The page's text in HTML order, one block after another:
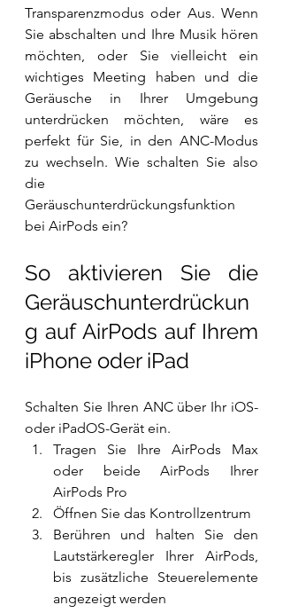
Transparenzmodus oder Aus. Wenn
Sie abschalten und Ihre Musik hören
möchten, oder Sie vielleicht ein
wichtiges Meeting haben und die
Geräusche in Ihrer Umgebung
unterdrücken möchten, wäre es
perfekt für Sie, in den ANC-Modus
zu wechseln. Wie schalten Sie also
die
Geräuschunterdrückungsfunktion
bei AirPods ein?
So aktivieren Sie die
Geräuschunterdrückun
g auf AirPods auf Ihrem
iPhone oder iPad
Schalten Sie Ihren ANC über Ihr iOS-
oder iPadOS-Gerät ein.
Tragen Sie Ihre AirPods Max
oder beide AirPods Ihrer
AirPods Pro
Öffnen Sie das Kontrollzentrum
Berühren und halten Sie den
Lautstärkeregler Ihrer AirPods,
bis zusätzliche Steuerelemente
angezeigt werden